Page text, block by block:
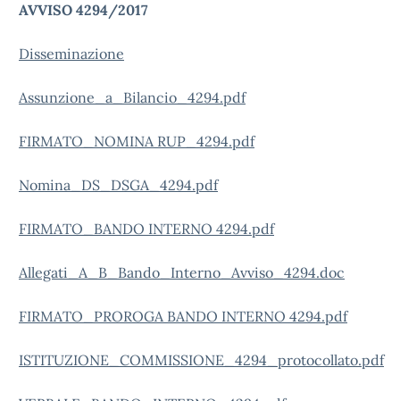
AVVISO 4294/2017
Disseminazione
Assunzione_a_Bilancio_4294.pdf
FIRMATO_NOMINA RUP_4294.pdf
Nomina_DS_DSGA_4294.pdf
FIRMATO_BANDO INTERNO 4294.pdf
Allegati_A_B_Bando_Interno_Avviso_4294.doc
FIRMATO_PROROGA BANDO INTERNO 4294.pdf
ISTITUZIONE_COMMISSIONE_4294_protocollato.pdf